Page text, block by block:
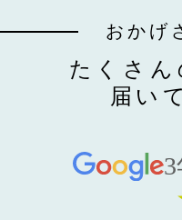
おかげ
たくさ
届い
3